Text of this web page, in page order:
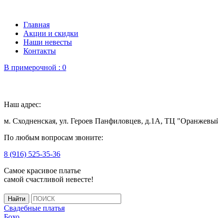
Главная
Акции и скидки
Наши невесты
Контакты
В примерочной : 0
Наш адрес:
м. Сходненская, ул. Героев Панфиловцев, д.1А, ТЦ
По любым вопросам звоните:
8 (916) 525-35-36
Самое красивое платье
самой счастливой невесте!
Свадебные платья